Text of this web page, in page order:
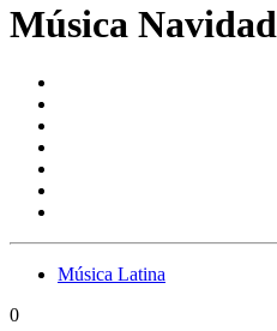
Música Navidad
Música Latina
0